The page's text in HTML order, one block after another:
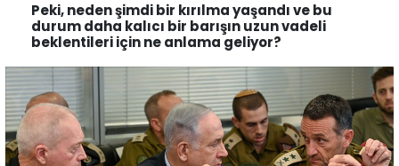
Peki, neden şimdi bir kırılma yaşandı ve bu
durum daha kalıcı bir barışın uzun vadeli
beklentileri için ne anlama geliyor?